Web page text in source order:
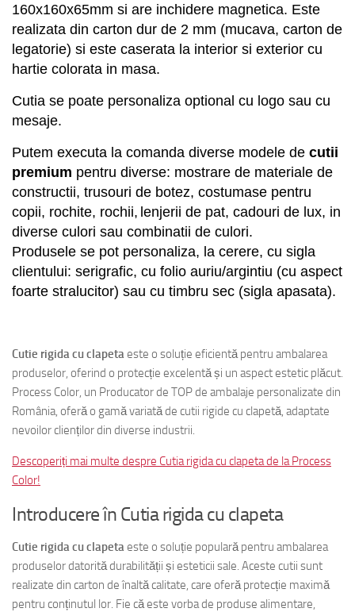
160x160x65mm si are inchidere magnetica. Este
realizata din carton dur de 2 mm (mucava, carton de
legatorie) si este caserata la interior si exterior cu
hartie colorata in masa.
Cutia se poate personaliza optional cu logo sau cu
mesaje.
Putem executa la comanda diverse modele de cutii
premium pentru diverse: mostrare de materiale de
constructii, trusouri de botez, costumase pentru
copii, rochite, rochii, lenjerii de pat, cadouri de lux, in
diverse culori sau combinatii de culori.
Produsele se pot personaliza, la cerere, cu sigla
clientului: serigrafic, cu folio auriu/argintiu (cu aspect
foarte stralucitor) sau cu timbru sec (sigla apasata).
Cutie rigida cu clapeta este o soluție eficientă pentru ambalarea
produselor, oferind o protecție excelentă și un aspect estetic plăcut.
Process Color, un Producator de TOP de ambalaje personalizate din
România, oferă o gamă variată de cutii rigide cu clapetă, adaptate
nevoilor clienților din diverse industrii.
Descoperiți mai multe despre Cutia rigida cu clapeta de la Process
Color!
Introducere în Cutia rigida cu clapeta
Cutie rigida cu clapeta este o soluție populară pentru ambalarea
produselor datorită durabilității și esteticii sale. Aceste cutii sunt
realizate din carton de înaltă calitate, care oferă protecție maximă
pentru conținutul lor. Fie că este vorba de produse alimentare,